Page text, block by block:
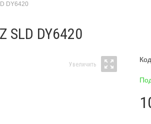
DY6420
SLD DY6420